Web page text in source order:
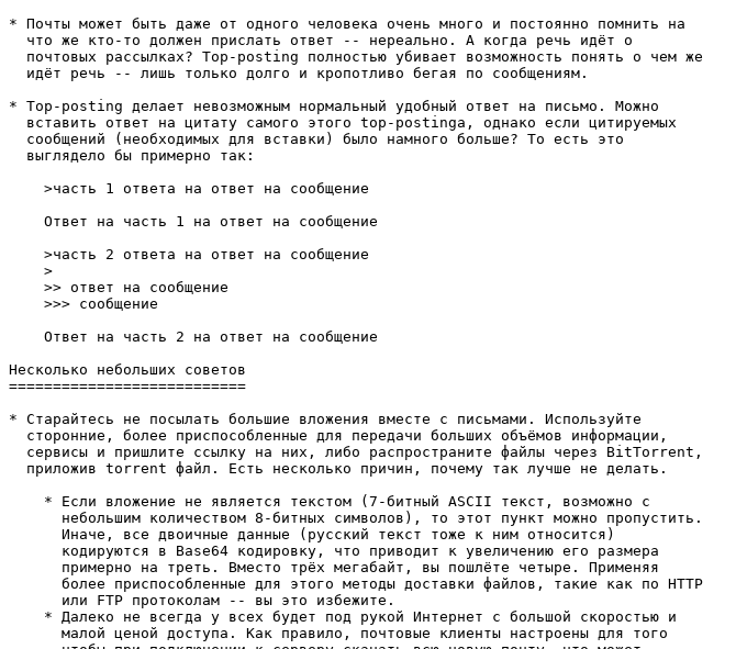
* Почты может быть даже от одного человека очень много и постоянно помнить на
  что же кто-то должен прислать ответ -- нереально. А когда речь идёт о
  почтовых рассылках? Top-posting полностью убивает возможность понять о чем же
  идёт речь -- лишь только долго и кропотливо бегая по сообщениям.
* Top-posting делает невозможным нормальный удобный ответ на письмо. Можно
  вставить ответ на цитату самого этого top-postingа, однако если цитируемых
  сообщений (необходимых для вставки) было намного больше? То есть это
  выглядело бы примерно так:
    >часть 1 ответа на ответ на сообщение
    Ответ на часть 1 на ответ на сообщение
    >часть 2 ответа на ответ на сообщение
    >
    >> ответ на сообщение
    >>> сообщение
    Ответ на часть 2 на ответ на сообщение
Несколько небольших советов
===========================
* Старайтесь не посылать большие вложения вместе с письмами. Используйте
  сторонние, более приспособленные для передачи больших объёмов информации,
  сервисы и пришлите ссылку на них, либо распространите файлы через BitTorrent,
  приложив torrent файл. Есть несколько причин, почему так лучше не делать.
    * Если вложение не является текстом (7-битный ASCII текст, возможно с
      небольшим количеством 8-битных символов), то этот пункт можно пропустить.
      Иначе, все двоичные данные (русский текст тоже к ним относится)
      кодируются в Base64 кодировку, что приводит к увеличению его размера
      примерно на треть. Вместо трёх мегабайт, вы пошлёте четыре. Применяя
      более приспособленные для этого методы доставки файлов, такие как по HTTP
      или FTP протоколам -- вы это избежите.
    * Далеко не всегда у всех будет под рукой Интернет с большой скоростью и
      малой ценой доступа. Как правило, почтовые клиенты настроены для того